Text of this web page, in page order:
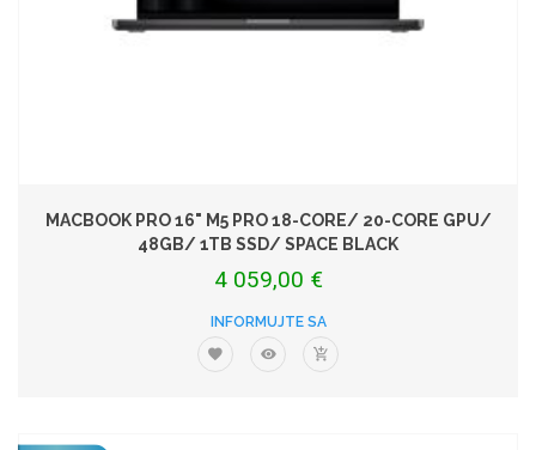
MACBOOK PRO 16" M5 PRO 18-CORE/ 20-CORE GPU/
48GB/ 1TB SSD/ SPACE BLACK
4 059,00 €
INFORMUJTE SA